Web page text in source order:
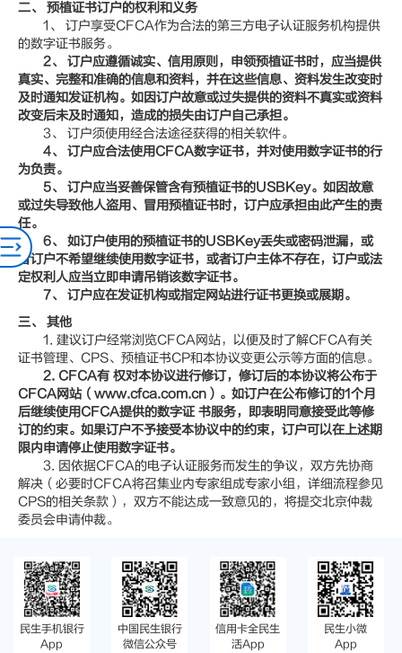
二、 预植证书订户的权利和义务
1、 订户享受CFCA作为合法的第三方电子认证服务机构提供
的数字证书服务。
2、 订户应遵循诚实、信用原则，申领预植证书时，应当提供
真实、完整和准确的信息和资料，并在这些信息、资料发生改变时
及时通知发证机构。如因订户故意或过失提供的资料不真实或资料
改变后未及时通知，造成的损失由订户自己承担。
3、 订户须使用经合法途径获得的相关软件。
4、 订户应合法使用CFCA数字证书，并对使用数字证书的行
为负责。
5、 订户应当妥善保管含有预植证书的USBKey。如因故意
或过失导致他人盗用、冒用预植证书时，订户应承担由此产生的责
任。
6、 如订户使用的预植证书的USBKey丢失或密码泄漏，或
者订户不希望继续使用数字证书，或者订户主体不存在，订户或法
定权利人应当立即申请吊销该数字证书。
7、 订户应在发证机构或指定网站进行证书更换或展期。
三、 其他
1. 建议订户经常浏览CFCA网站，以便及时了解CFCA有关
证书管理、CPS、预植证书CP和本协议变更公示等方面的信息。
2. CFCA有 权对本协议进行修订，修订后的本协议将公布于
CFCA网站（www.cfca.com.cn）。如订户在公布修订的1个月
后继续使用CFCA提供的数字证 书服务，即表明同意接受此等修
订的约束。如果订户不予接受本协议中的约束，订户可以在上述期
限内申请停止使用数字证书。
3. 因依据CFCA的电子认证服务而发生的争议，双方先协商
解决（必要时CFCA将召集业内专家组成专家小组，详细流程参见
CPS的相关条款），双方不能达成一致意见的，将提交北京仲裁
委员会申请仲裁。
民生手机银行
App
中国民生银行
微信公众号
信用卡全民生
活App
民生小微
App